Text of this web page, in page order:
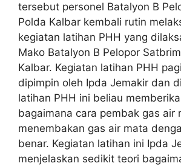
tersebut personel Batalyon B
Polda Kalbar kembali rutin
kegiatan latihan PHH yang
Mako Batalyon B Pelopor
Kalbar. Kegiatan latihan PHH
dipimpin oleh Ipda Jemakir dan
latihan PHH ini beliau
bagaimana cara pembak gas air
menembakan gas air mata
benar. Kegiatan latihan ini Ipda
menjelaskan sedikit teori